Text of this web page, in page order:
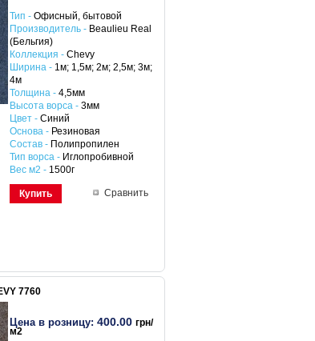
Тип - Офисный, бытовой
Производитель - Beaulieu Real
(Бельгия)
Коллекция - Chevy
Ширина - 1м; 1,5м; 2м; 2,5м; 3м;
4м
Толщина - 4,5мм
Высота ворса - 3мм
Цвет - Синий
Основа - Резиновая
Состав - Полипропилен
Тип ворса - Иглопробивной
Вес м2 - 1500г
Купить Сравнить
7760
Цена в розницу: 400.00 грн/
м2